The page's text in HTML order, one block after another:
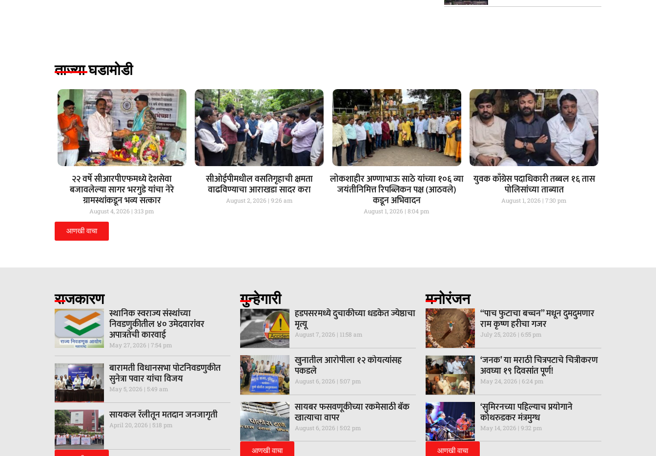
ताज्या घडामोडी
२२ वर्षे सीआरपीएफमध्ये देशसेवा
बजावलेल्या सागर भरगुडे यांचा नेरे
ग्रामस्थांकडून भव्य सत्कार
August 4, 2026 3:13 pm
सीओईपीमधील वसतिगृहाची क्षमता
वाढविण्याचा आराखडा सादर करा
August 2, 2026 9:26 am
लोकशाहीर अण्णाभाऊ साठे यांच्या १०६ व्या
जयंतीनिमित्त रिपब्लिकन पक्ष (आठवले)
कडून अभिवादन
August 1, 2026 8:04 pm
युवक काँग्रेस पदाधिकारी तब्बल १६ तास
पोलिसांच्या ताब्यात
August 1, 2026 7:30 pm
आणखी वाचा
राजकारण
स्थानिक स्वराज्य संस्थांच्या
निवडणुकीतील ४० उमेदवारांवर
अपात्रतेची कारवाई
May 27, 2026 7:54 pm
बारामती विधानसभा पोटनिवडणुकीत
सुनेत्रा पवार यांचा विजय
May 5, 2026 5:49 am
सायकल रॅलीतून मतदान जनजागृती
April 20, 2026 5:18 pm
गुन्हेगारी
हडपसरमध्ये दुचाकीच्या धडकेत ज्येष्ठाचा
मृत्यू
August 7, 2026 11:58 am
खुनातील आरोपीला १२ कोयत्यांसह
पकडले
August 6, 2026 5:07 pm
सायबर फसवणूकीच्या रकमेसाठी बँक
खात्याचा वापर
August 6, 2026 5:02 pm
आणखी वाचा
मनोरंजन
“पाच फुटाचा बच्चन” मधून दुमदुमणार
राम कृष्ण हरीचा गजर
July 25, 2026 6:55 pm
‘जनक’ या मराठी चित्रपटाचे चित्रीकरण
अवघ्या १९ दिवसांत पूर्ण!
May 24, 2026 6:24 pm
‘सुमिरनच्या पहिल्याच प्रयोगाने
कोथरुडकर मंत्रमुग्ध
May 14, 2026 9:32 pm
आणखी वाचा